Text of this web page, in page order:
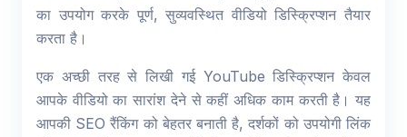
का उपयोग करके पूर्ण, सुव्यवस्थित वीडियो डिस्क्रिप्शन तैयार
करता है।
एक अच्छी तरह से लिखी गई YouTube डिस्क्रिप्शन केवल
आपके वीडियो का सारांश देने से कहीं अधिक काम करती है। यह
आपकी SEO रैंकिंग को बेहतर बनाती है, दर्शकों को उपयोगी लिंक